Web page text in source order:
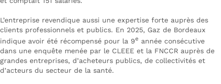
L’entreprise revendique aussi une expertise forte auprès des
clients professionnels et publics. En 2025, Gaz de Bordeaux
indique avoir été récompensé pour la 9e année consécutive
dans une enquête menée par le CLEEE et la FNCCR auprès de
grandes entreprises, d’acheteurs publics, de collectivités et
d’acteurs du secteur de la santé.